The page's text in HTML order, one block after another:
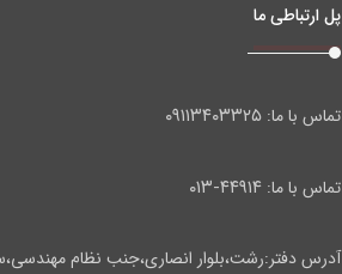
پل ارتباطی ما
تماس با ما:۰۹۱۱۳۴۰۳۳۲۵
تماس با ما: ۴۴۹۱۴-۰۱۳
آدرس دفتر:رشت،بلوار انصاری،جنب نظام